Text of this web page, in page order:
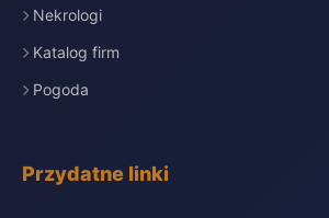
Nekrologi
Katalog firm
Pogoda
Przydatne linki